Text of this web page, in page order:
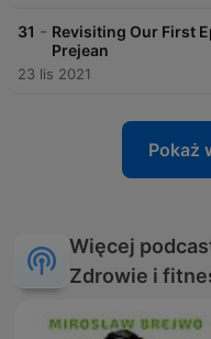
31 - Revisiting Our First
Prejean
23 lis 2021
Pokaż
Więcej
Zdrowie i